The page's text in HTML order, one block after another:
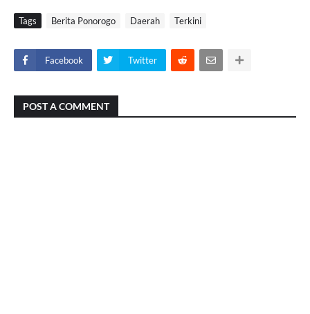
Tags Berita Ponorogo Daerah Terkini
Facebook Twitter
POST A COMMENT